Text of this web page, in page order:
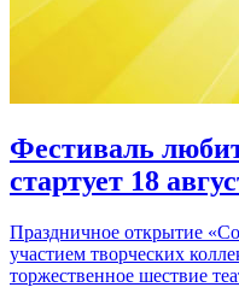
Фестиваль
стартует 18
Праздничное открытие
участием творческих
торжественное шествие